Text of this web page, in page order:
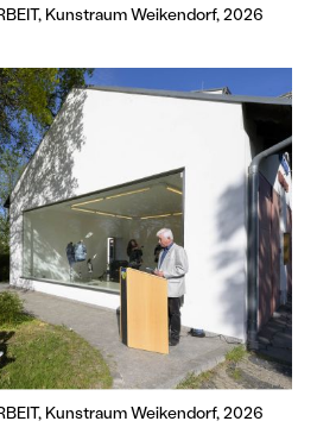
Kunstraum Weikendorf, 2026
Kunstraum Weikendorf, 2026